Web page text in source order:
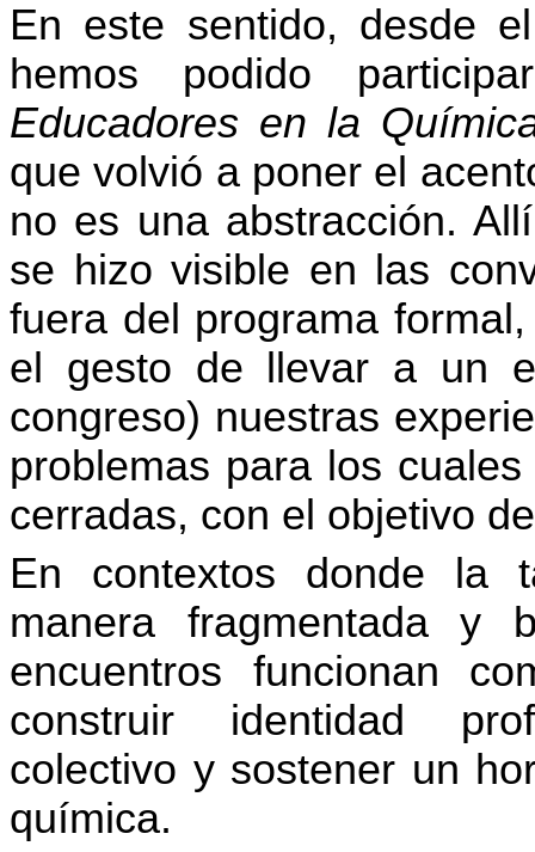
En este sentido, desde
hemos podido
Educadores en la
que volvió a poner el
no es una abstracción.
se hizo visible en las
fuera del programa
el gesto de llevar a un
congreso) nuestras
problemas para los
cerradas, con el objetivo
En contextos donde la
manera fragmentada y
encuentros funcionan
construir identidad
colectivo y sostener un
química.